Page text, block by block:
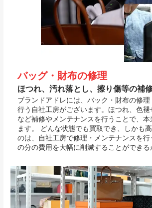
バッグ・財布の修理
ほつれ、汚れ落とし、擦り傷等の補
ブランドアドレには、バック・財布の修
行う自社工房がございます。ほつれ、色
など補修やメンテナンスを行うことで、
ます。 どんな状態でも買取でき、しかも
のは、自社工房で修理・メンテナンスを
の分の費用を大幅に削減することができる